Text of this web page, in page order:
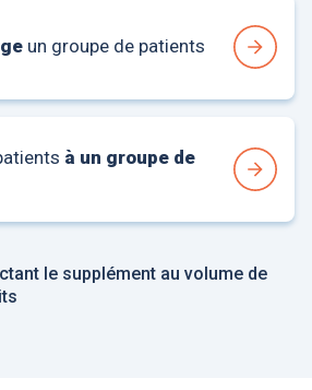
un groupe de patients
à un groupe de
le supplément au volume de